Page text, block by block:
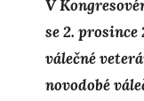
V
se 2.
válečné
novodobé